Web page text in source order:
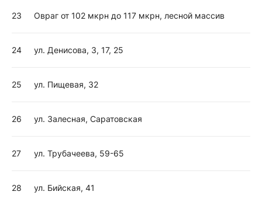
23 Овраг от 102 мкрн до 117 мкрн, лесной массив
24 ул. Денисова, 3, 17, 25
25 ул. Пищевая, 32
26 ул. Залесная, Саратовская
27 ул. Трубачеева, 59-65
28 ул. Бийская, 41